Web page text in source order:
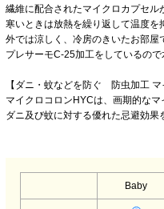
繊維に配合されたマイクロカプセ
寒いときは放熱を繰り返して温度を
外では涼しく、冷房のきいたお部屋
プレサーモC-25加工をしているの
【ダニ・蚊などを防ぐ 防虫加工
マイクロコロンHYCは、画期的な
ダニ及び蚊に対する優れた忌避効果
Baby